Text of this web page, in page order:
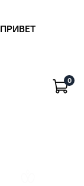
ПРИВЕТ
0